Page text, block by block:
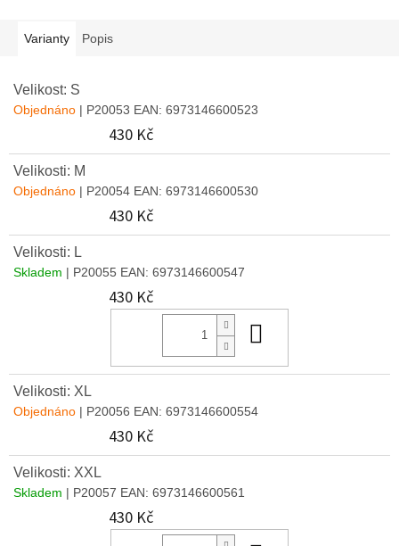
Varianty Popis
Velikost: S
Objednáno | P20053 EAN: 6973146600523
430 Kč
Velikosti: M
Objednáno | P20054 EAN: 6973146600530
430 Kč
Velikosti: L
Skladem | P20055 EAN: 6973146600547
430 Kč
Velikosti: XL
Objednáno | P20056 EAN: 6973146600554
430 Kč
Velikosti: XXL
Skladem | P20057 EAN: 6973146600561
430 Kč